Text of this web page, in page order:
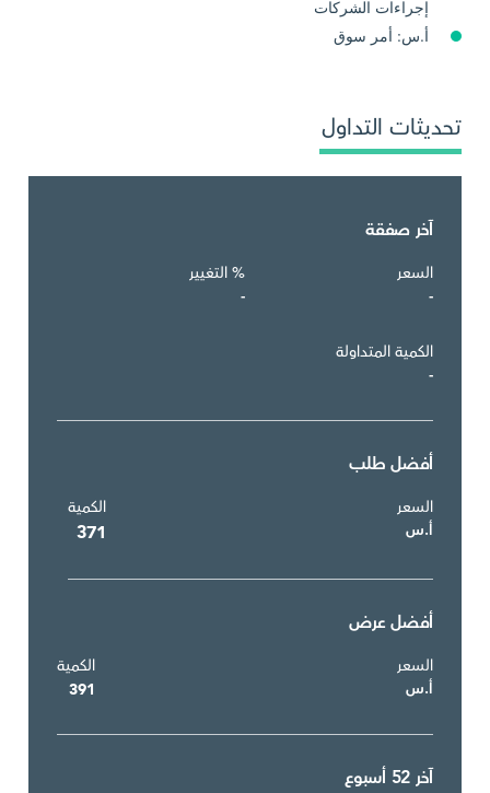
إجراءات الشركات
أ.س: أمر سوق
تحديثات التداول
آخر صفقة
السعر
-
% التغيير
-
الكمية المتداولة
-
أفضل طلب
السعر
أ.س
الكمية
371
أفضل عرض
السعر
أ.س
الكمية
391
آخر 52 أسبوع